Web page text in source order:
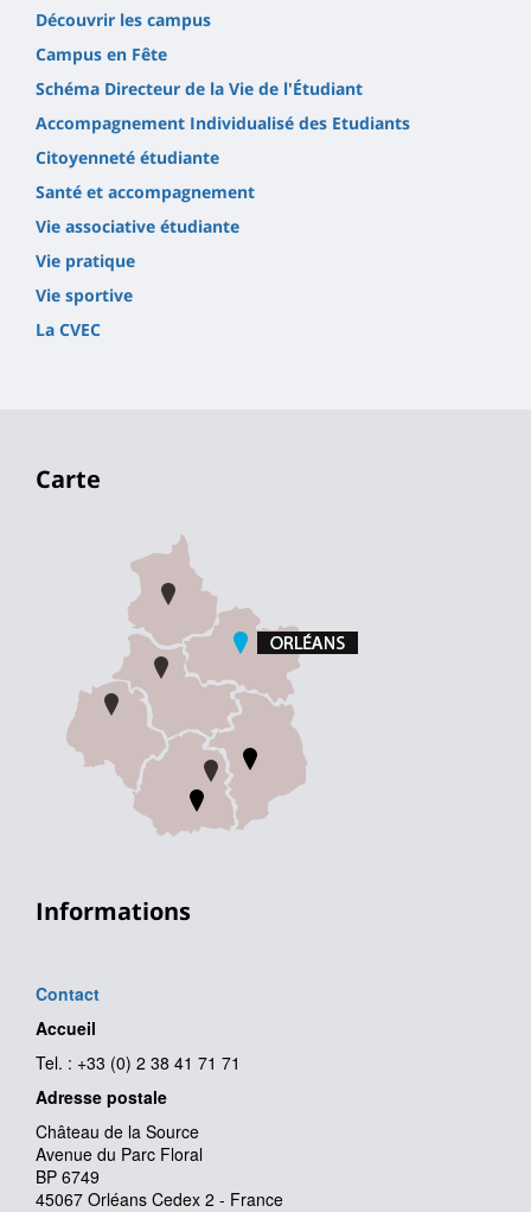
Découvrir les campus
Campus en Fête
Schéma Directeur de la Vie de l'Étudiant
Accompagnement Individualisé des Etudiants
Citoyenneté étudiante
Santé et accompagnement
Vie associative étudiante
Vie pratique
Vie sportive
La CVEC
Carte
Informations
Contact
Accueil
Tel. : +33 (0) 2 38 41 71 71
Adresse postale
Château de la Source
Avenue du Parc Floral
BP 6749
45067 Orléans Cedex 2 - France